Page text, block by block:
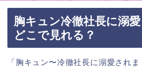
胸キュン冷徹社長に溺
どこで見れる？
「 胸キュン〜冷徹社長に溺愛されま